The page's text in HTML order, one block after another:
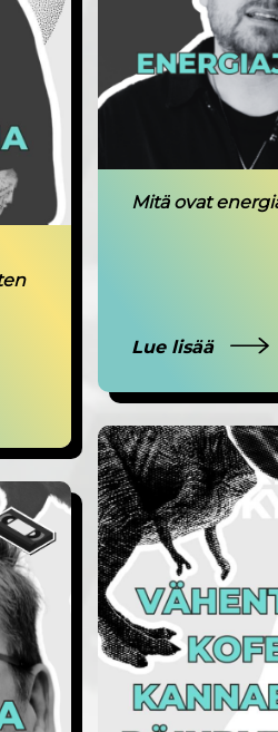
Mitä ovat
Lue lisää